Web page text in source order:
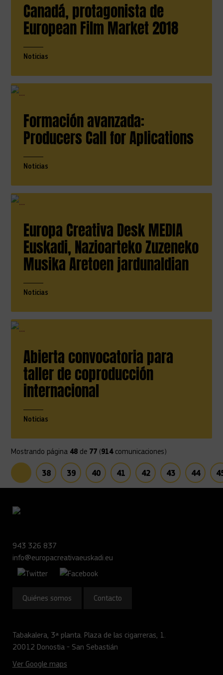
Canadá, protagonista de
European Film Market 2018
Noticias
Formación avanzada:
Producers Call for Aplications
Noticias
Europa Creativa Desk MEDIA
Euskadi, Nazioarteko Zuzeneko
Musika Aretoen jardunaldian
Noticias
Abierta convocatoria para
taller de coproducción
internacional
Noticias
Mostrando página 48 de 77 (914comunicaciones)
Anterior
38 39 40 41 42 43 44
943 326 837
info@europacreativaeuskadi.eu
Quiénes somos Contacto
Tabakalera, 3ª planta. Plaza de las cigarreras, 1.
20012 Donostia - San Sebastián
Ver Google maps